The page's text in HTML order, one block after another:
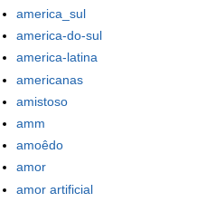
america_sul
america-do-sul
america-latina
americanas
amistoso
amm
amoêdo
amor
amor artificial